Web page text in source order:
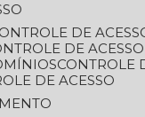
CONTROLE DE
DE
DE ACESSO